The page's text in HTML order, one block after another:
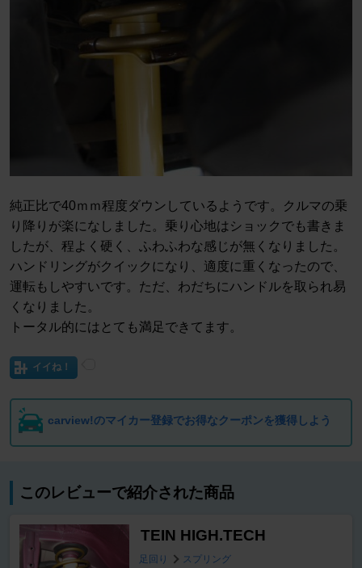
純正比で40ｍｍ程度ダウンしているようです。クルマの乗
り降りが楽になしました。乗り心地はショックでも書きま
したが、程よく硬く、ふわふわな感じが無くなりました。
ハンドリングがクイックになり、適度に重くなったので、
運転もしやすいです。ただ、わだちにハンドルを取られ易
くなりました。
トータル的にはとても満足できてます。
イイね！
carview!のマイカー登録でお得なクーポンを獲得しよう
このレビューで紹介された商品
TEIN HIGH.TECH
足回り
スプリング